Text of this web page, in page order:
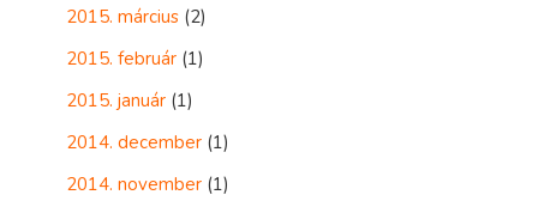
2015. március (2)
2015. február (1)
2015. január (1)
2014. december (1)
2014. november (1)